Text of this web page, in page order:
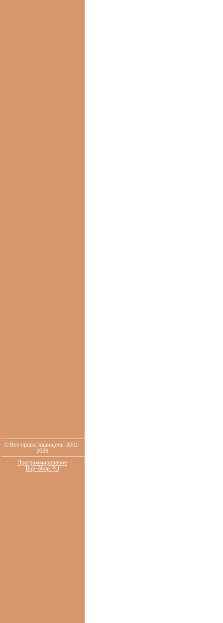
© Все права защищены 2001-
2026
Программирование
Buy-Shop.RU